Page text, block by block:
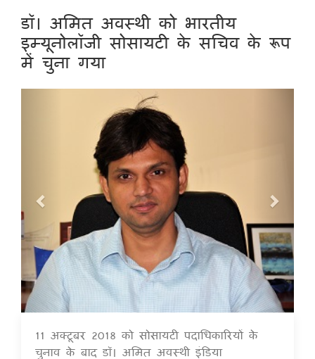
डॉ। अमित अवस्थी को भारतीय
इम्यूनोलॉजी सोसायटी के सचिव के रूप
में चुना गया
16 Jul 2020
11 अक्टूबर 2018 को सोसायटी पदाधिकारियों के
चुनाव के बाद डॉ। अमित अवस्थी इंडिया